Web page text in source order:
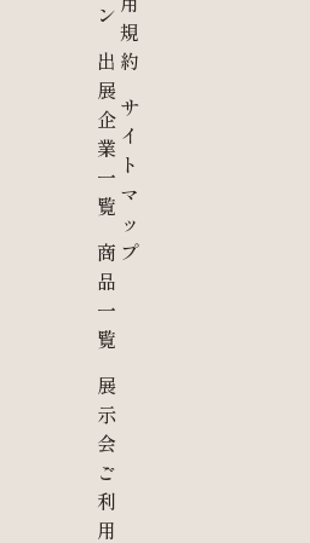
ン
出
展
企
業
一
覧
商
品
一
覧
展
示
会
ご
利
用
規
約
サ
イ
ト
マ
ッ
プ